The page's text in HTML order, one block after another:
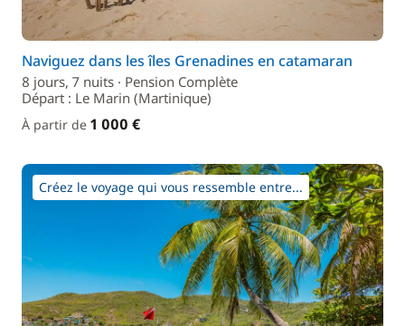
Naviguez dans les îles Grenadines en catamaran
8 jours, 7 nuits · Pension Complète
Départ : Le Marin (Martinique)
À partir de 1 000 €
Créez le voyage qui vous ressemble entre...